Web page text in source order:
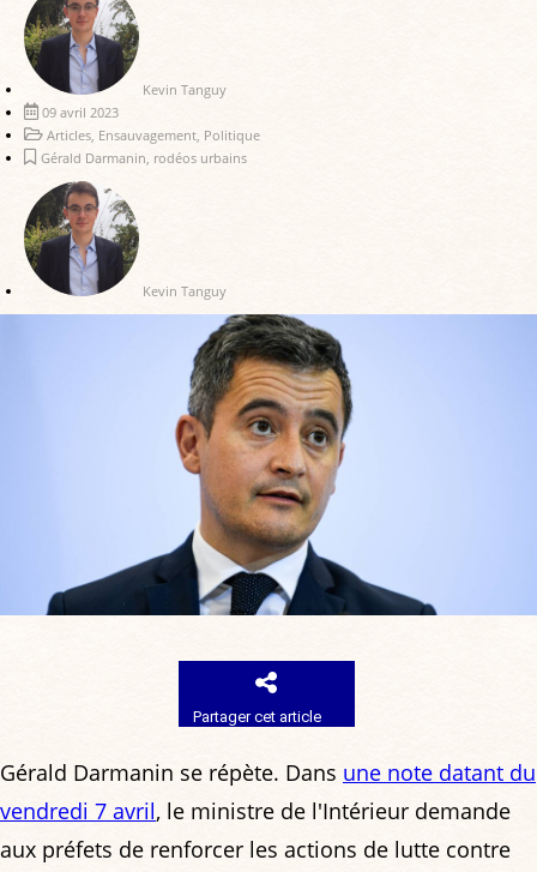
Kevin Tanguy
09 avril 2023
Articles Ensauvagement Politique
Gérald Darmanin rodéos urbains
Kevin Tanguy
Partager cet article
Gérald Darmanin se répète. Dans une note datant du
vendredi 7 avril, le ministre de l'Intérieur demande
aux préfets de renforcer les actions de lutte contre